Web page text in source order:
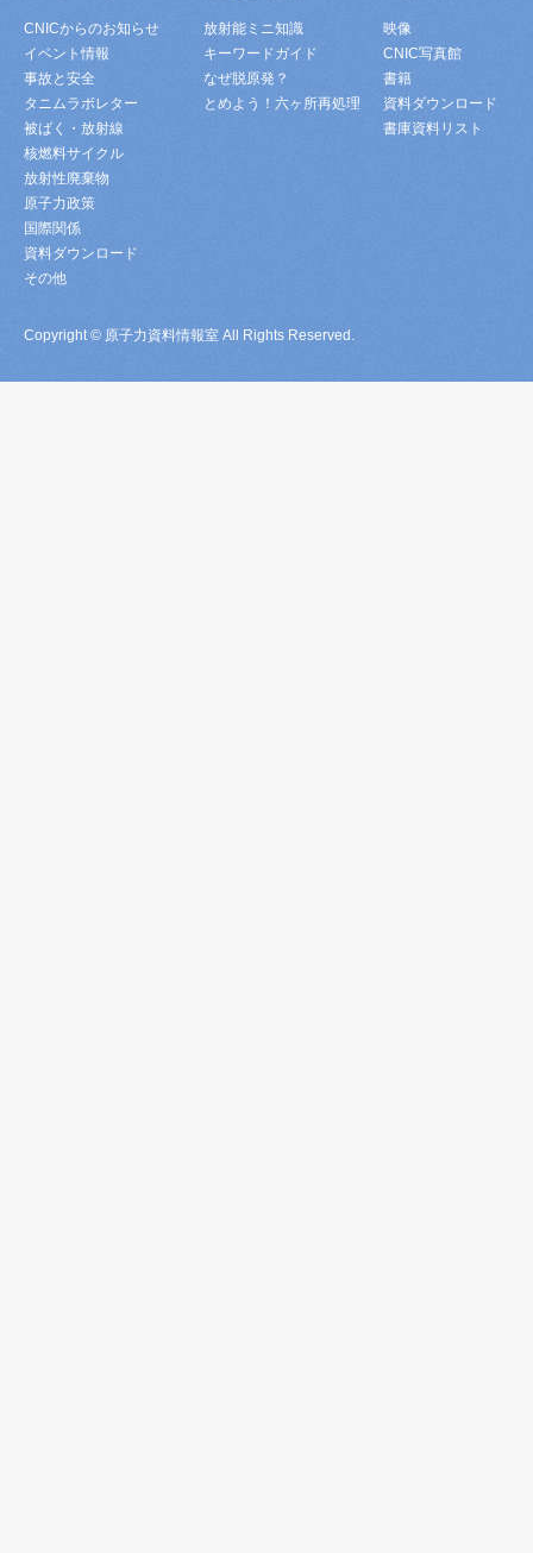
CNICからのお知らせ
イベント情報
事故と安全
タニムラボレター
被ばく・放射線
核燃料サイクル
放射性廃棄物
原子力政策
国際関係
資料ダウンロード
その他
放射能ミニ知識
キーワードガイド
なぜ脱原発？
とめよう！六ヶ所再処理
映像
CNIC写真館
書籍
資料ダウンロード
書庫資料リスト
Copyright © 原子力資料情報室 All Rights Reserved.